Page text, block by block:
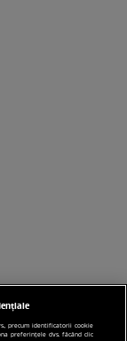
precum identificatorii cookie
preferințele dvs. făcând clic